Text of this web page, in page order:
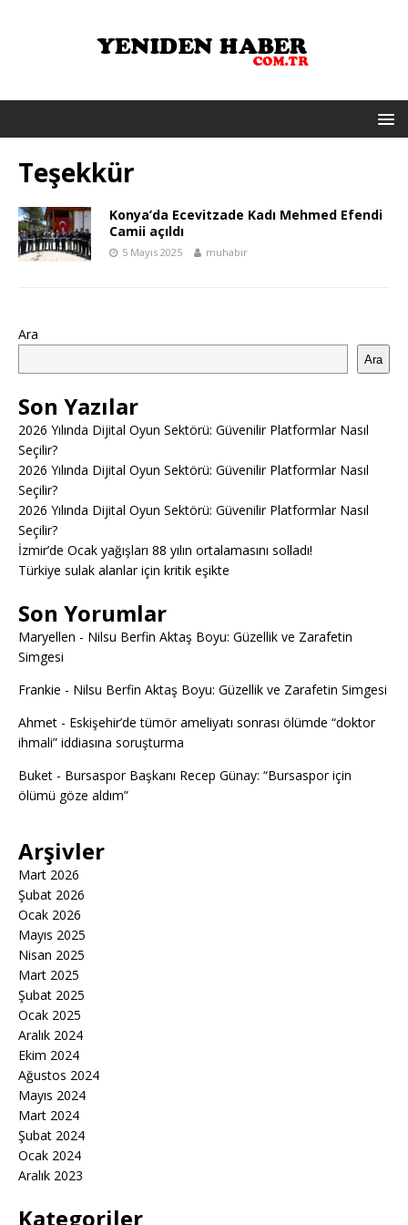
Teşekkür
Konya’da Ecevitzade Kadı Mehmed Efendi
Camii açıldı
5 Mayıs 2025 muhabir
Ara
Ara
Son Yazılar
2026 Yılında Dijital Oyun Sektörü: Güvenilir Platformlar Nasıl
Seçilir?
2026 Yılında Dijital Oyun Sektörü: Güvenilir Platformlar Nasıl
Seçilir?
2026 Yılında Dijital Oyun Sektörü: Güvenilir Platformlar Nasıl
Seçilir?
İzmir’de Ocak yağışları 88 yılın ortalamasını solladı!
Türkiye sulak alanlar için kritik eşikte
Son Yorumlar
Maryellen - Nilsu Berfin Aktaş Boyu: Güzellik ve Zarafetin
Simgesi
Frankie - Nilsu Berfin Aktaş Boyu: Güzellik ve Zarafetin Simgesi
Ahmet - Eskişehir’de tümör ameliyatı sonrası ölümde “doktor
ihmali” iddiasına soruşturma
Buket - Bursaspor Başkanı Recep Günay: “Bursaspor için
ölümü göze aldım”
Arşivler
Mart 2026
Şubat 2026
Ocak 2026
Mayıs 2025
Nisan 2025
Mart 2025
Şubat 2025
Ocak 2025
Aralık 2024
Ekim 2024
Ağustos 2024
Mayıs 2024
Mart 2024
Şubat 2024
Ocak 2024
Aralık 2023
Kategoriler